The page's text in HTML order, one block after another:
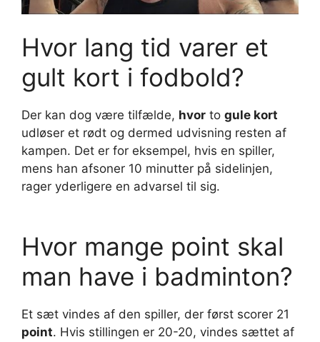
Hvor lang tid varer et
gult kort i fodbold?
Der kan dog være tilfælde, hvor to gule kort
udløser et rødt og dermed udvisning resten af
kampen. Det er for eksempel, hvis en spiller,
mens han afsoner 10 minutter på sidelinjen,
rager yderligere en advarsel til sig.
Hvor mange point skal
man have i badminton?
Et sæt vindes af den spiller, der først scorer 21
point. Hvis stillingen er 20-20, vindes sættet af